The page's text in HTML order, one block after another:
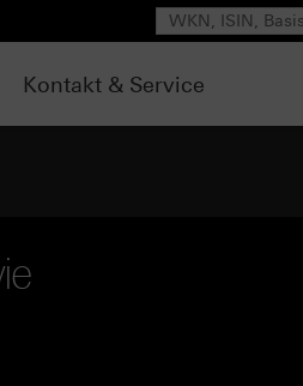
Suche
Kontakt & Service